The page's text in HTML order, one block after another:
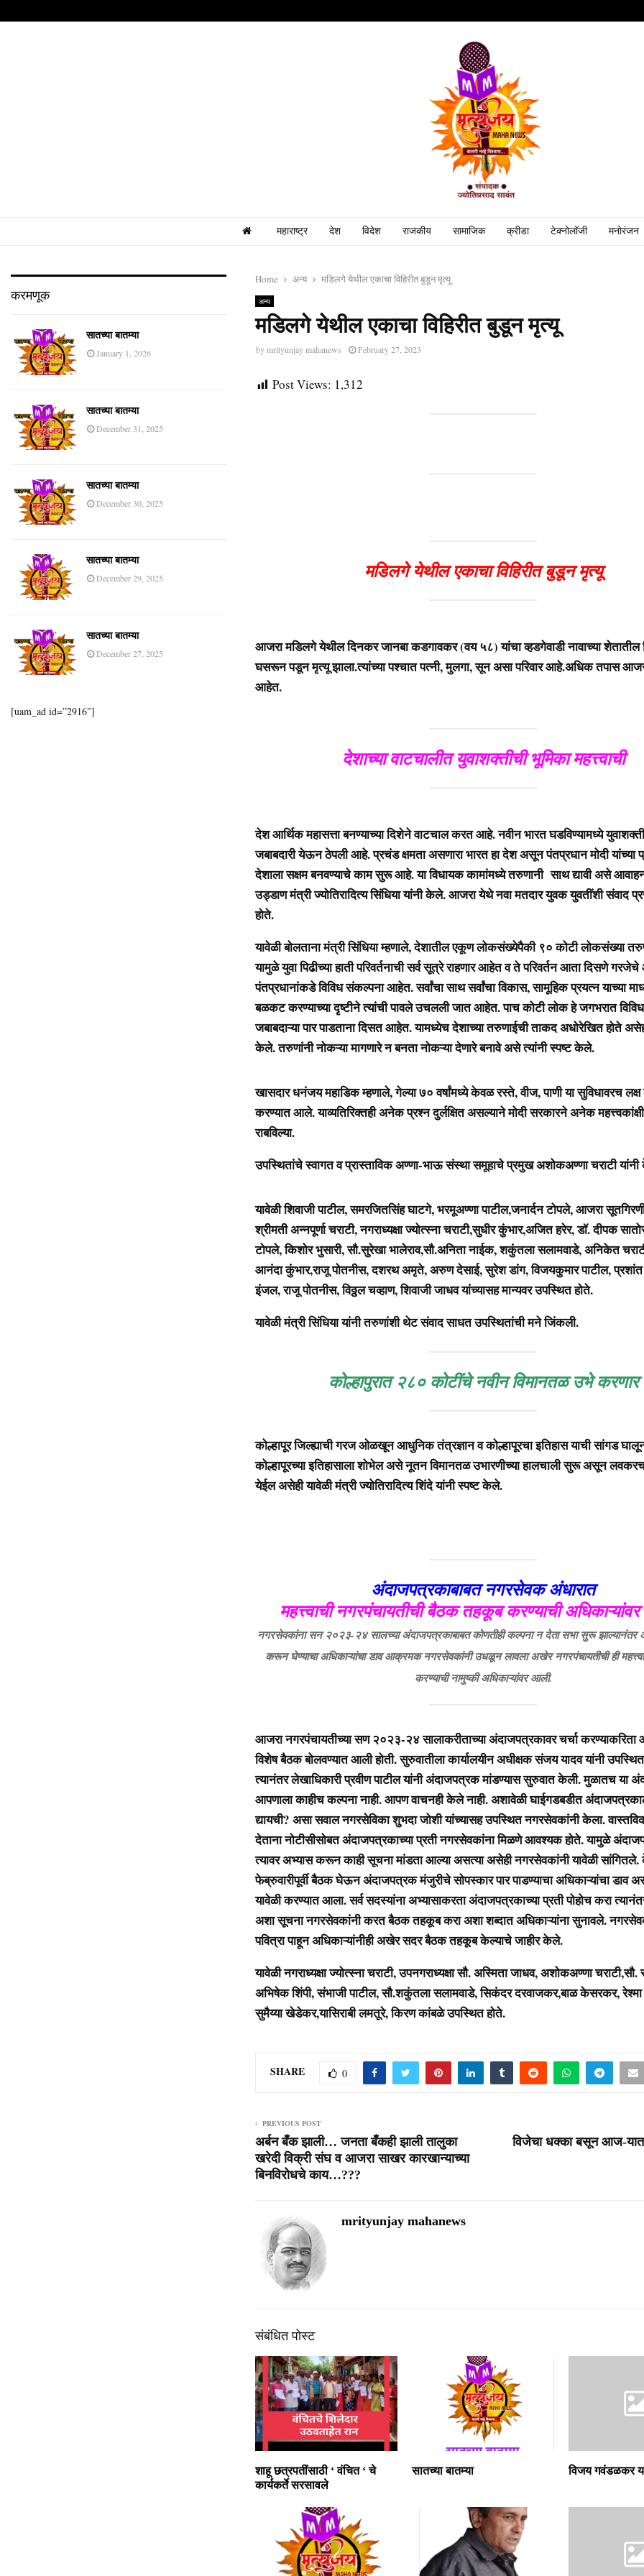
महाराष्ट्र देश विदेश राजकीय सामाजिक क्रीडा टेक्नोलॉजी मनोरंजन
Home अन्य मडिलगे येथील एकाचा विहिरीत बुडून मृत्यू
अन्य
मडिलगे येथील एकाचा विहिरीत बुडून मृत्यू
bymrityunjay mahanews February 27, 2023
Post Views: 1,312
मडिलगे येथील एकाचा विहिरीत बुडून मृत्यू
आजरा मडिलगे येथील दिनकर जानबा कडगावकर (वय ५८) यांचा व्हडगेवाडी नावाच्या शेतातील
घसरून पडून मृत्यू झाला.त्यांच्या पश्चात पत्नी, मुलगा, सून असा परिवार आहे.अधिक तपास
आहेत.
देशाच्या वाटचालीत युवाशक्तीची भूमिका महत्त्वाची
देश आर्थिक महासत्ता बनण्याच्या दिशेने वाटचाल करत आहे. नवीन भारत घडविण्यामध्ये
जबाबदारी येऊन ठेपली आहे. प्रचंड क्षमता असणारा भारत हा देश असून पंतप्रधान मोदी यांच्या
देशाला सक्षम बनवण्याचे काम सुरू आहे. या विधायक कामांमध्ये तरुणानी साथ द्यावी असे
उड्डाण मंत्री ज्योतिरादित्य सिंधिया यांनी केले. आजरा येथे नवा मतदार युवक युवतींशी संवाद
होते.
यावेळी बोलताना मंत्री सिंधिया म्हणाले, देशातील एकूण लोकसंख्येपैकी ९० कोटी लोकसंख्या
यामुळे युवा पिढीच्या हाती परिवर्तनाची सर्व सूत्रे राहणार आहेत व ते परिवर्तन आता दिसणे
पंतप्रधानांकडे विविध संकल्पना आहेत. सर्वांचा साथ सर्वांचा विकास, सामूहिक प्रयत्न याच्या
बळकट करण्याच्या दृष्टीने त्यांची पावले उचलली जात आहेत. पाच कोटी लोक हे जगभरात विविध
जबाबदाऱ्या पार पाडताना दिसत आहेत. यामध्येच देशाच्या तरुणाईची ताकद अधोरेखित होते
केले. तरुणांनी नोकऱ्या मागणारे न बनता नोकऱ्या देणारे बनावे असे त्यांनी स्पष्ट केले.
खासदार धनंजय महाडिक म्हणाले, गेल्या ७० वर्षांमध्ये केवळ रस्ते, वीज, पाणी या सुविधावरच
करण्यात आले. याव्यतिरिक्तही अनेक प्रश्न दुर्लक्षित असल्याने मोदी सरकारने अनेक
राबविल्या.
उपस्थितांचे स्वागत व प्रास्ताविक अण्णा-भाऊ संस्था समूहाचे प्रमुख अशोकअण्णा चराटी
यावेळी शिवाजी पाटील, समरजितसिंह घाटगे, भरमूअण्णा पाटील,जनार्दन टोपले, आजरा
श्रीमती अन्नपूर्णा चराटी, नगराध्यक्षा ज्योत्स्ना चराटी,सुधीर कुंभार,अजित हरेर, डॉ. दीपक
टोपले, किशोर भुसारी, सौ.सुरेखा भालेराव,सौ.अनिता नाईक, शकुंतला सलामवाडे, अनिकेत
आनंदा कुंभार,राजू पोतनीस, दशरथ अमृते, अरुण देसाई, सुरेश डांग, विजयकुमार पाटील,
इंजल, राजू पोतनीस, विठ्ठल चव्हाण, शिवाजी जाधव यांच्यासह मान्यवर उपस्थित होते.
यावेळी मंत्री सिंधिया यांनी तरुणांशी थेट संवाद साधत उपस्थितांची मने जिंकली.
कोल्हापुरात २८० कोटींचे नवीन विमानतळ उभे करणार
कोल्हापूर जिल्ह्याची गरज ओळखून आधुनिक तंत्रज्ञान व कोल्हापूरचा इतिहास याची सांगड
कोल्हापूरच्या इतिहासाला शोभेल असे नूतन विमानतळ उभारणीच्या हालचाली सुरू असून लवकरच
येईल असेही यावेळी मंत्री ज्योतिरादित्य शिंदे यांनी स्पष्ट केले.
अंदाजपत्रकाबाबत नगरसेवक अंधारात
महत्त्वाची नगरपंचायतीची बैठक तहकूब करण्याची अधिकाऱ्यांवर
नगरसेवकांना सन २०२३-२४ सालच्या अंदाजपत्रकाबाबत कोणतीही कल्पना न देता सभा सुरू
करून घेण्याचा अधिकाऱ्यांचा डाव आक्रमक नगरसेवकांनी उधळून लावला अखेर नगरपंचायतीची ही
करण्याची नामुष्की अधिकाऱ्यांवर आली.
आजरा नगरपंचायतीच्या सण २०२३-२४ सालाकरीताच्या अंदाजपत्रकावर चर्चा करण्याकरिता
विशेष बैठक बोलवण्यात आली होती. सुरुवातीला कार्यालयीन अधीक्षक संजय यादव यांनी
त्यानंतर लेखाधिकारी प्रवीण पाटील यांनी अंदाजपत्रक मांडण्यास सुरुवात केली. मुळातच या
आपणाला काहीच कल्पना नाही. आपण वाचनही केले नाही. अशावेळी घाईगडबडीत
द्यायची? असा सवाल नगरसेविका शुभदा जोशी यांच्यासह उपस्थित नगरसेवकांनी केला.
देताना नोटीसीसोबत अंदाजपत्रकाच्या प्रती नगरसेवकांना मिळणे आवश्यक होते. यामुळे
त्यावर अभ्यास करून काही सूचना मांडता आल्या असत्या असेही नगरसेवकांनी यावेळी
फेब्रुवारीपूर्वी बैठक घेऊन अंदाजपत्रक मंजुरीचे सोपस्कार पार पाडण्याचा अधिकाऱ्यांचा डाव
यावेळी करण्यात आला. सर्व सदस्यांना अभ्यासाकरता अंदाजपत्रकाच्या प्रती पोहोच करा
अशा सूचना नगरसेवकांनी करत बैठक तहकूब करा अशा शब्दात अधिकाऱ्यांना सुनावले.
पवित्रा पाहून अधिकाऱ्यांनीही अखेर सदर बैठक तहकूब केल्याचे जाहीर केले.
यावेळी नगराध्यक्षा ज्योत्स्ना चराटी, उपनगराध्यक्षा सौ. अस्मिता जाधव, अशोकअण्णा
अभिषेक शिंपी, संभाजी पाटील, सौ.शकुंतला सलामवाडे, सिकंदर दरवाजकर,बाळ केसरकर,
सुमैय्या खेडेकर,यासिराबी लमतूरे, किरण कांबळे उपस्थित होते.
SHARE 0
PREVIOUS POST
अर्बन बँक झाली… जनता बँकही झाली तालुका
खरेदी विक्री संघ व आजरा साखर कारखान्याच्या
बिनविरोधचे काय…???
विजेचा धक्का बसून आज-
mrityunjay mahanews
संबंधित पोस्ट
शाहू छत्रपतींसाठी ‘ वंचित ‘ चे
कार्यकर्ते सरसावले
सातच्या बातम्या विजय गवंडळकर
करमणूक
सातच्या बातम्या
January 1, 2026
सातच्या बातम्या
December 31, 2025
सातच्या बातम्या
December 30, 2025
सातच्या बातम्या
December 29, 2025
सातच्या बातम्या
December 27, 2025
[uam_ad id=”2916″]